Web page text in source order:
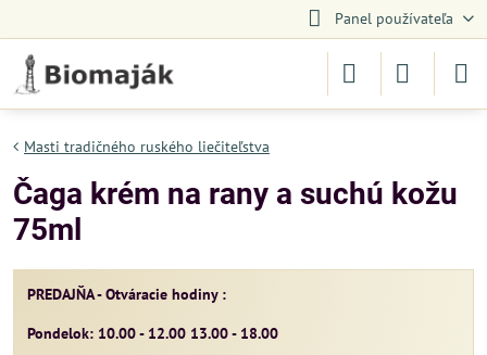
Panel používateľa
Masti tradičného ruského liečiteľstva
Čaga krém na rany a suchú kožu
75ml
PREDAJŇA - Otváracie hodiny :
Pondelok: 10.00 - 12.00 13.00 - 18.00